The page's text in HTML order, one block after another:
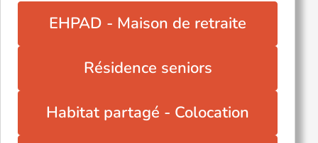
EHPAD - Maison de retraite
Résidence seniors
Habitat partagé - Colocation